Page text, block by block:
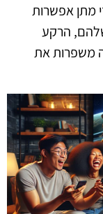
מתן אפשרות
הרקע
משפרות את